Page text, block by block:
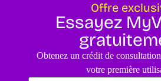
Offre
Essayez
Obtenez un crédit de
votre première